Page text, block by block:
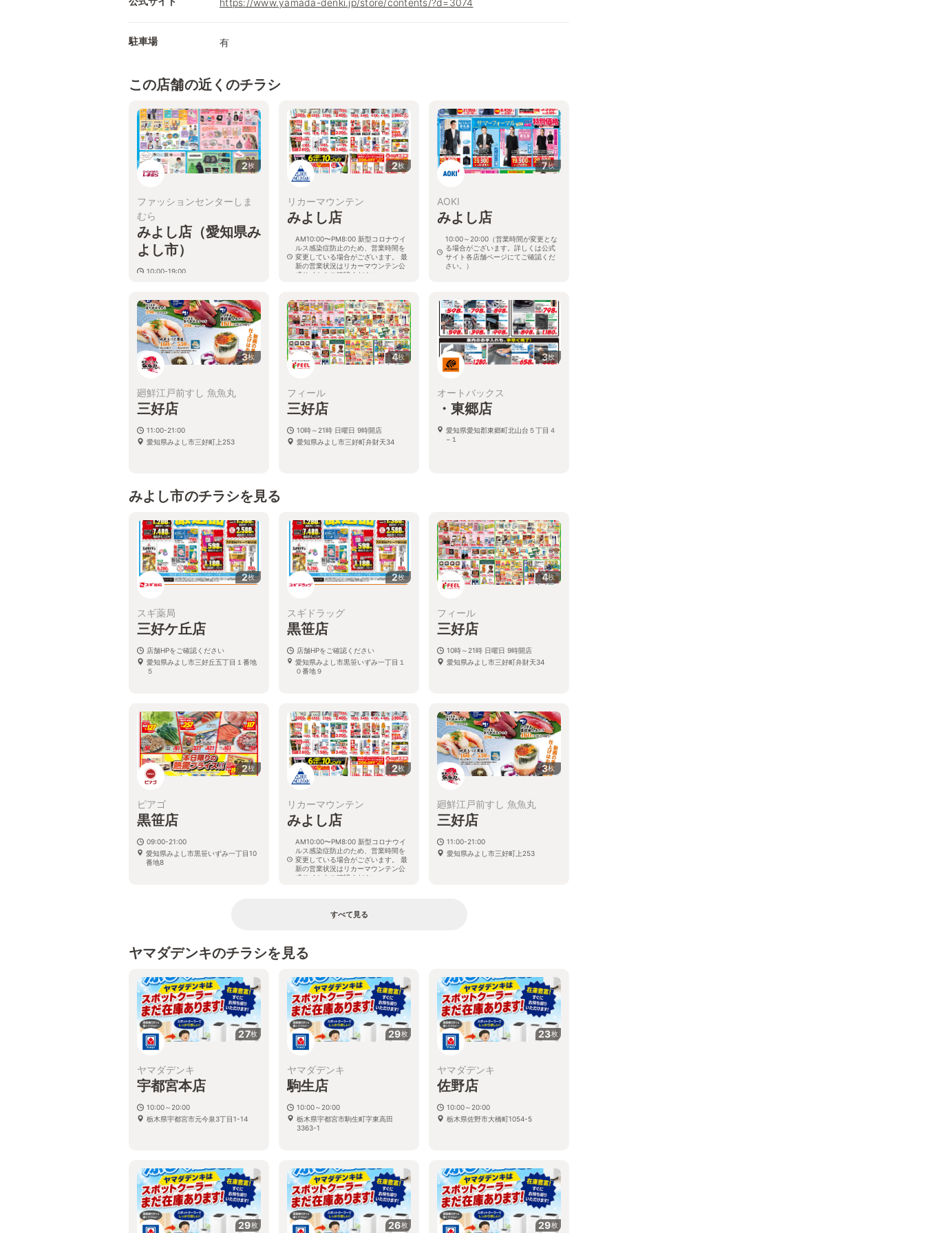
https://www.yamada-denki.jp/store/contents/?d=3074
駐車場 有
この店舗の近くのチラシ
2枚
ファッションセンターしま
むら
みよし店（愛知県み
よし市）
10:00-19:00
2枚
リカーマウンテン
みよし店
AM10:00〜PM8:00 新型コロナウイ
ルス感染症防止のため、営業時間を
変更している場合がございます。 最
新の営業状況はリカーマウンテン公
式サイトをご確認ください。
7枚
AOKI
みよし店
10:00～20:00（営業時間が変更とな
る場合がございます。詳しくは公式
サイト各店舗ページにてご確認くだ
さい。）
3枚
廻鮮江戸前すし 魚魚丸
三好店
11:00-21:00
愛知県みよし市三好町上253
4枚
フィール
三好店
10時～21時 日曜日 9時開店
愛知県みよし市三好町弁財天34
3枚
オートバックス
・東郷店
愛知県愛知郡東郷町北山台５丁目４
−１
みよし市のチラシを見る
2枚
スギ薬局
三好ケ丘店
店舗HPをご確認ください
愛知県みよし市三好丘五丁目１番地
５
2枚
スギドラッグ
黒笹店
店舗HPをご確認ください
愛知県みよし市黒笹いずみ一丁目１
０番地９
4枚
フィール
三好店
10時～21時 日曜日 9時開店
愛知県みよし市三好町弁財天34
2枚
ピアゴ
黒笹店
09:00-21:00
愛知県みよし市黒笹いずみ一丁目10
番地8
2枚
リカーマウンテン
みよし店
AM10:00〜PM8:00 新型コロナウイ
ルス感染症防止のため、営業時間を
変更している場合がございます。 最
新の営業状況はリカーマウンテン公
式サイトをご確認ください。
3枚
廻鮮江戸前すし 魚魚丸
三好店
11:00-21:00
愛知県みよし市三好町上253
すべて見る
ヤマダデンキのチラシを見る
27枚
ヤマダデンキ
宇都宮本店
10:00～20:00
栃木県宇都宮市元今泉3丁目1-14
29枚
ヤマダデンキ
駒生店
10:00～20:00
栃木県宇都宮市駒生町字東高田
3363-1
23枚
ヤマダデンキ
佐野店
10:00～20:00
栃木県佐野市大橋町1054-5
29枚 26枚 29枚